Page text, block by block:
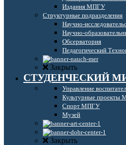
Издания МПГУ
Структурные подразделения
Научно-
Научно-
Обсерватория
Педагогический
Закрыть
СТУДЕНЧЕСКИЙ
Управление
Культурные проекты
Спорт МПГУ
Музей
Закрыть